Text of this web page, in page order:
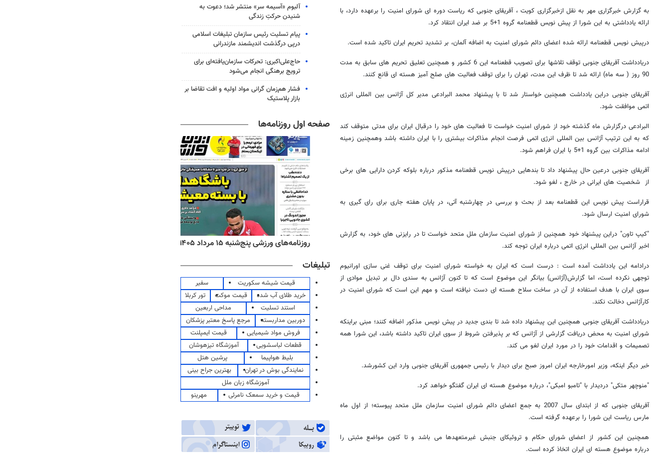
به گزارش خبرگزاری مهر به نقل ازخبرگزاری کویت ، آفریقای جنوبی که ریاست دوره ای شورای امنیت را برعهده دارد، با
ارائه یادداشتی به این شورا از پیش نویس قطعنامه گروه 1+5 بر ضد ایران انتقاد کرد.
درپیش نویس قطعنامه ارائه شده اعضای دائم شورای امنیت به اضافه آلمان، بر تشدید تحریم ایران تاکید شده است.
دریادداشت آفریقای جنوبی توقف تلاشها برای تصویب قطعنامه این 6 کشور و همچنین تعلیق تحریم های سابق به مدت
90 روز ( سه ماه) ارائه شد تا ظرف این مدت، تهران را برای توقف فعالیت های صلح آمیز هسته ای قانع کنند.
آفریقای جنوبی دراین یادداشت همچنین خواستار شد تا با پیشنهاد محمد البرادعی مدیر کل آژانس بین المللی انرژی
اتمی موافقت شود.
البرادعی درگزارش ماه گذشته خود از شورای امنیت خواست تا فعالیت های خود را درقبال ایران برای مدتی متوقف کند
که به این ترتیب آژانس بین المللی انرژی اتمی فرصت انجام مذاکرات بیشتری را با ایران داشته باشد وهمچنین زمینه
ادامه مذاکرات بین گروه 1+5 با ایران فراهم شود.
آفریقای جنوبی درعین حال پیشنهاد داد تا بندهایی درپیش نویس قطعنامه مذکور درباره بلوکه کردن دارایی های برخی
از شخصیت های ایرانی در خارج ، لغو شود.
قراراست پیش نویس این قطعنامه بعد از بحث و بررسی در چهارشنبه آتی، در پایان هفته جاری برای رای گیری به
شورای امنیت ارسال شود.
"کیپ تاون" دراین پیشنهاد خود همچنین از شورای امنیت سازمان ملل متحد خواست تا در رایزنی های خود، به گزارش
اخیر آژانس بین المللی انرژی اتمی درباره ایران توجه کند.
درادامه این یادداشت آمده است : درست است که ایران به خواسته شورای امنیت برای توقف غنی سازی اورانیوم
توجهی نکرده است، اما گزارش(آژانس) بیانگر این موضوع است که تا کنون آژانس به سندی دال بر تبدیل موادی از
سوی ایران با هدف استفاده از آن در ساخت سلاح هسته ای دست نیافته است و مهم این است که شورای امنیت در
کارآژانس دخالت نکند.
دریادداشت آفریقای جنوبی همچنین این پیشنهاد داده شد تا بندی جدید در پیش نویس مذکور اضافه کنند؛ مبنی براینکه
شورای امنیت به محض دریافت گزارشی از آژانس که بر پذیرفتن شروط از سوی ایران تاکید داشته باشد، این شورا همه
تصمیمات و اقدامات خود را در مورد ایران لغو می کند.
خبر دیگر اینکه، وزیر امورخارجه ایران امروز صبح برای دیدار با رئیس جمهوری آفریقای جنوبی وارد این کشورشد.
"منوچهر متکی" دردیدار با "تامبو امبکی"، درباره موضوع هسته ای ایران گفتگو خواهد کرد.
آفریقای جنوبی که از ابتدای سال 2007 به جمع اعضای دائم شورای امنیت سازمان ملل متحد پیوسته؛ از اول ماه
مارس ریاست این شورا را برعهده گرفته است.
همچنین این کشور از اعضای شورای حکام و تروئیکای جنبش غیرمتعهدها می باشد و تا کنون مواضع مثبتی را
درباره موضوع هسته ای ایران اتخاذ کرده است.
آلبوم «آسیمه سر» منتشر شد؛ دعوت به
شنیدن حرکتِ زندگی
پیام تسلیت رئیس سازمان تبلیغات اسلامی
درپی درگذشت اندیشمند مازندرانی
حاج‌علی‌اکبری: تحرکات سازمان‌یافته‌ای برای
ترویج برهنگی انجام می‌شود
فشار هم‌زمان گرانی مواد اولیه و افت تقاضا بر
بازار پلاستیک
صفحه اول روزنامه‌ها
روزنامه‌های اقتصادی پنج‌شنبه ۱۵ مرداد ۱۴۰۵ روزنامه‌های ورزشی پنج‌شنبه ۱۵ مرداد ۱۴۰۵
تبلیغات
قیمت شیشه سکوریت
سفیر
خرید طلای آب شده
قیمت موکت
تور کربلا
استند تسلیت
مداحی اربعین
دوربین مداربسته
مرجع پاسخ معتبر پزشکان
فروش مواد شیمیایی
قیمت ایمپلنت
قطعات لباسشویی
آموزشگاه تیزهوشان
بلیط هواپیما
پرشین هتل
نمایندگی بوش در تهران
بهترین جراح بینی
آموزشگاه زبان ملل
قیمت و خرید سمعک نامرئی
مهرینو